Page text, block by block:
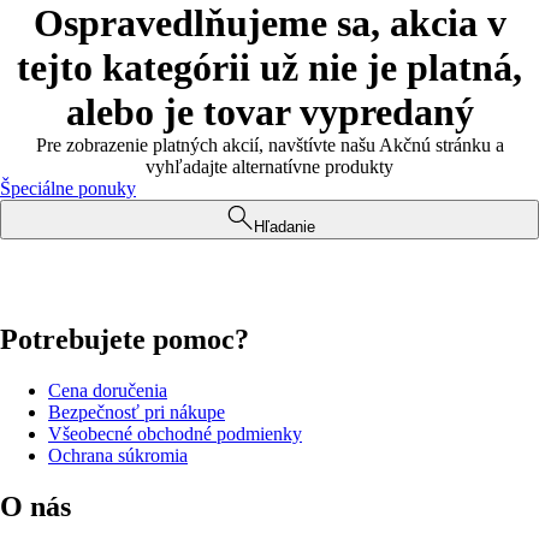
Ospravedlňujeme sa, akcia v
tejto kategórii už nie je platná,
alebo je tovar vypredaný
Pre zobrazenie platných akcií, navštívte našu Akčnú stránku a
vyhľadajte alternatívne produkty
Špeciálne ponuky
Hľadanie
Potrebujete pomoc?
Cena doručenia
Bezpečnosť pri nákupe
Všeobecné obchodné podmienky
Ochrana súkromia
O nás